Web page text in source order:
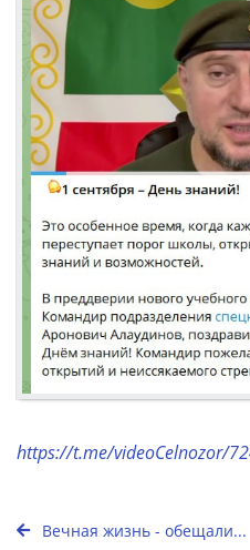
https://t.me/videoCelnozor/
Вечная жизнь - обещали...